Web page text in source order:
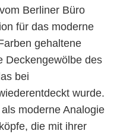
Berliner Büro
für das moderne
gehaltene
Deckengewölbe des
bei
wurde.
moderne Analogie
die mit ihrer